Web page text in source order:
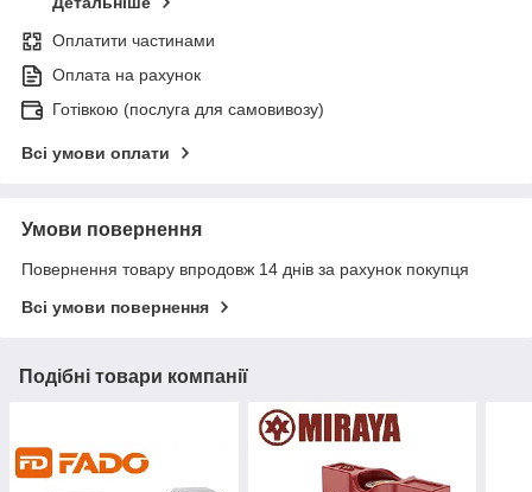
Оплатити частинами
Оплата на рахунок
Готівкою (послуга для самовивозу)
Всі умови оплати
Умови повернення
Повернення товару впродовж 14 днів за рахунок покупця
Всі умови повернення
Подібні товари компанії